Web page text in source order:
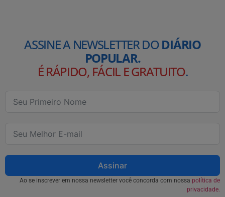
ASSINE A NEWSLETTER DODIÁRIO
POPULAR.
É RÁPIDO, FÁCIL E GRATUITO.
Assinar
Ao se inscrever em nossa newsletter você concorda com nossa política de
privacidade.